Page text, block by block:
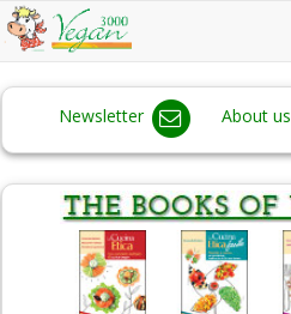
Newsletter About us